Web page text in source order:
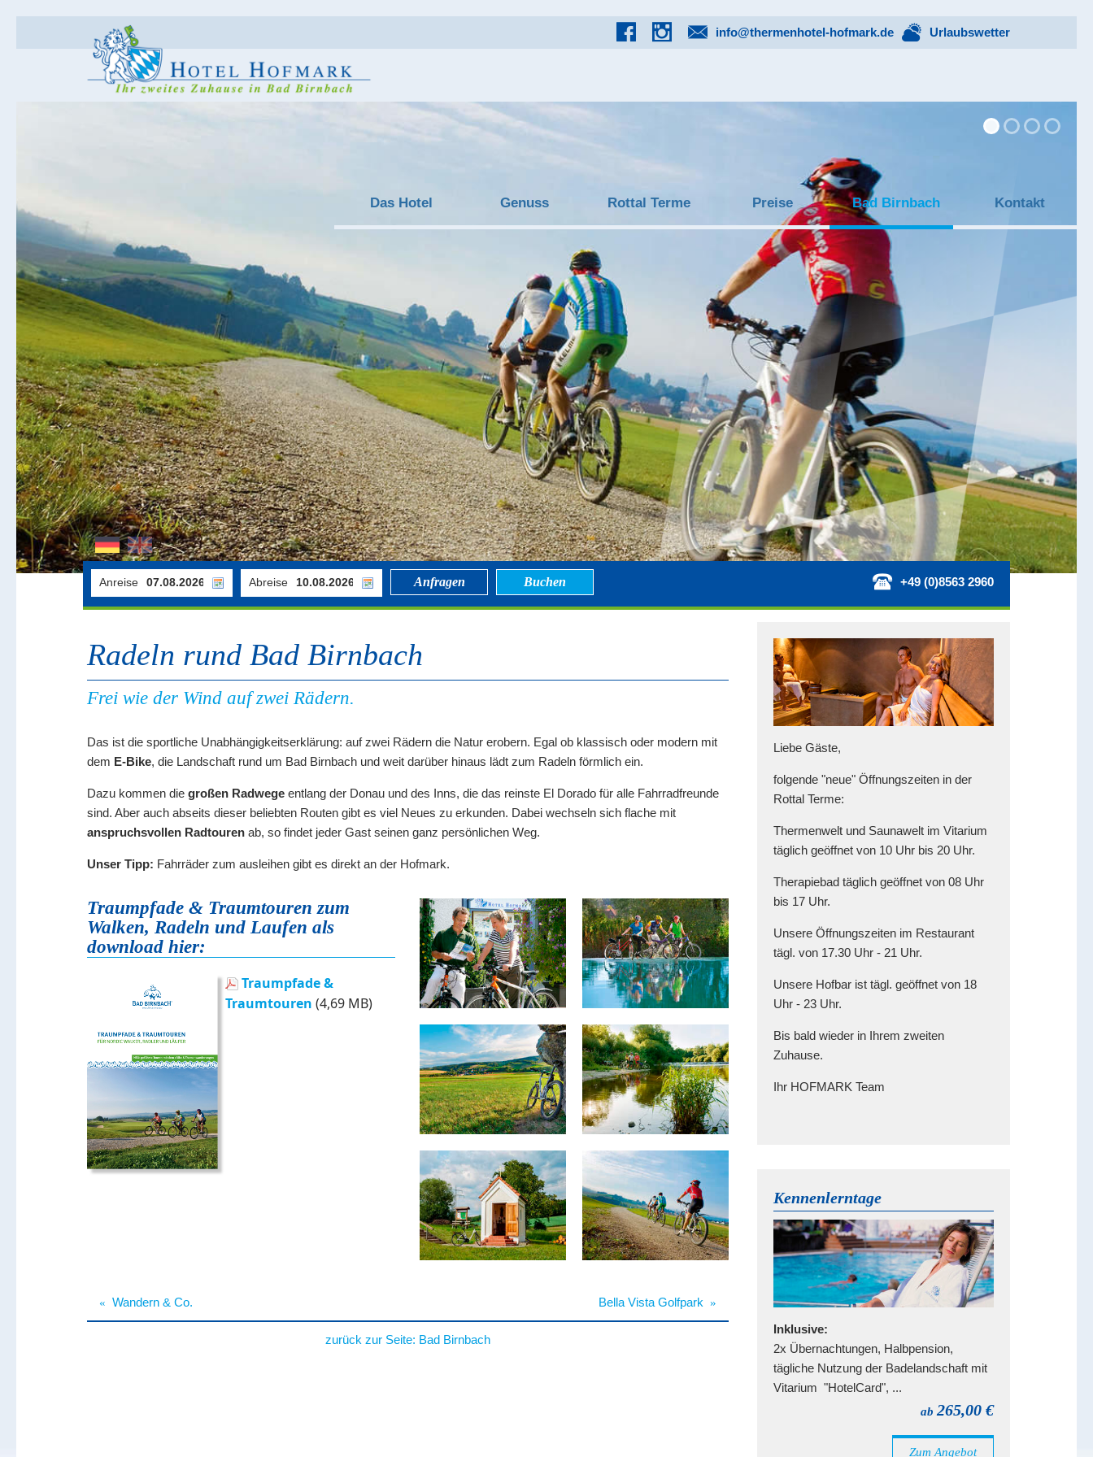
info@thermenhotel-hofmark.de Urlaubswetter
Das Hotel Genuss Rottal Terme Preise Bad Birnbach Kontakt
Anreise Abreise Anfragen Buchen +49 (0)8563 2960
Radeln rund Bad Birnbach
Frei wie der Wind auf zwei Rädern.
Das ist die sportliche Unabhängigkeitserklärung: auf zwei Rädern die Natur erobern. Egal ob klassisch oder modern mit
dem E-Bike, die Landschaft rund um Bad Birnbach und weit darüber hinaus lädt zum Radeln förmlich ein.
Dazu kommen die großen Radwege entlang der Donau und des Inns, die das reinste El Dorado für alle Fahrradfreunde
sind. Aber auch abseits dieser beliebten Routen gibt es viel Neues zu erkunden. Dabei wechseln sich flache mit
anspruchsvollen Radtouren ab, so findet jeder Gast seinen ganz persönlichen Weg.
Unser Tipp: Fahrräder zum ausleihen gibt es direkt an der Hofmark.
Traumpfade & Traumtouren zum
Walken, Radeln und Laufen als
download hier:
Traumpfade &
Traumtouren (4,69 MB)
« Wandern & Co. Bella Vista Golfpark »
zurück zur Seite: Bad Birnbach
Liebe Gäste,
folgende "neue" Öffnungszeiten in der
Rottal Terme:
Thermenwelt und Saunawelt im Vitarium
täglich geöffnet von 10 Uhr bis 20 Uhr.
Therapiebad täglich geöffnet von 08 Uhr
bis 17 Uhr.
Unsere Öffnungszeiten im Restaurant
tägl. von 17.30 Uhr - 21 Uhr.
Unsere Hofbar ist tägl. geöffnet von 18
Uhr - 23 Uhr.
Bis bald wieder in Ihrem zweiten
Zuhause.
Ihr HOFMARK Team
Kennenlerntage
Inklusive:
2x Übernachtungen, Halbpension,
tägliche Nutzung der Badelandschaft mit
Vitarium "HotelCard", ...
ab 265,00 €
Zum Angebot